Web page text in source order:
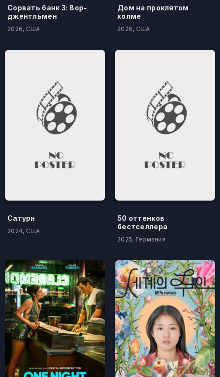
Сорвать банк 3: Вор-
джентльмен
2026, США
Дом на проклятом
холме
2026, США
Сатурн
2024, США
50 оттенков
бестселлера
2025, Германия